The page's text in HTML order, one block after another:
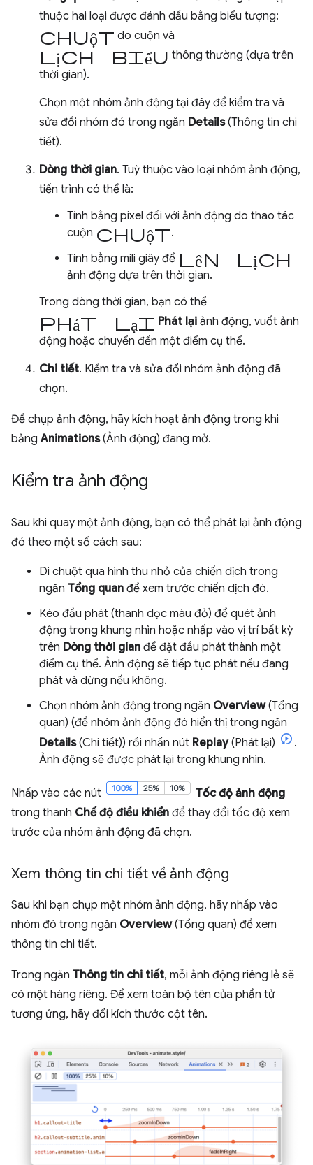
thuộc hai loại được đánh dấu bằng biểu tượng:
chuột do cuộn và
lịch biểu thông thường (dựa trên
thời gian).
Chọn một nhóm ảnh động tại đây để kiểm tra và
sửa đổi nhóm đó trong ngăn Details(Thông tin chi
tiết).
Dòng thời gian. Tuỳ thuộc vào loại nhóm ảnh động,
tiến trình có thể là:
Tính bằng pixel đối với ảnh động do thao tác
cuộn chuột.
Tính bằng mili giây để lên lịch
ảnh động dựa trên thời gian.
Trong dòng thời gian, bạn có thể
phát lại Phát lại ảnh động, vuốt ảnh
động hoặc chuyển đến một điểm cụ thể.
Chi tiết. Kiểm tra và sửa đổi nhóm ảnh động đã
chọn.
Để chụp ảnh động, hãy kích hoạt ảnh động trong khi
bảngAnimations(Ảnh động) đang mở.
Kiểm tra ảnh động
Sau khi quay một ảnh động, bạn có thể phát lại ảnh động
đó theo một số cách sau:
Di chuột qua hình thu nhỏ của chiến dịch trong
ngăn Tổng quan để xem trước chiến dịch đó.
Kéo đầu phát (thanh dọc màu đỏ) để quét ảnh
động trong khung nhìn hoặc nhấp vào vị trí bất kỳ
trên Dòng thời gian để đặt đầu phát thành một
điểm cụ thể. Ảnh động sẽ tiếp tục phát nếu đang
phát và dừng nếu không.
Chọn nhóm ảnh động trong ngăn Overview(Tổng
quan) (để nhóm ảnh động đó hiển thị trong ngăn
Details(Chi tiết)) rồi nhấn nút Replay(Phát lại)
.
Ảnh động sẽ được phát lại trong khung nhìn.
Nhấp vào các nút
Tốc độ ảnh động
trong thanh Chế độ điều khiển để thay đổi tốc độ xem
trước của nhóm ảnh động đã chọn.
Xem thông tin chi tiết về ảnh động
Sau khi bạn chụp một nhóm ảnh động, hãy nhấp vào
nhóm đó trong ngăn Overview(Tổng quan) để xem
thông tin chi tiết.
Trong ngăn Thông tin chi tiết, mỗi ảnh động riêng lẻ sẽ
có một hàng riêng. Để xem toàn bộ tên của phần tử
tương ứng, hãy đổi kích thước cột tên.